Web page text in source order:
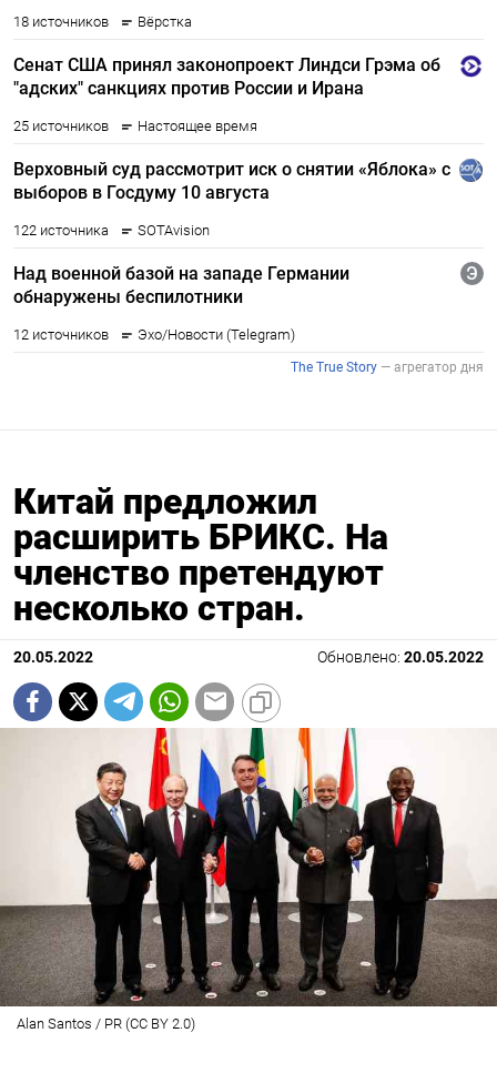
Китай предложил
расширить БРИКС. На
членство претендуют
несколько стран.
20.05.2022 Обновлено: 20.05.2022
Alan Santos / PR (CC BY 2.0)